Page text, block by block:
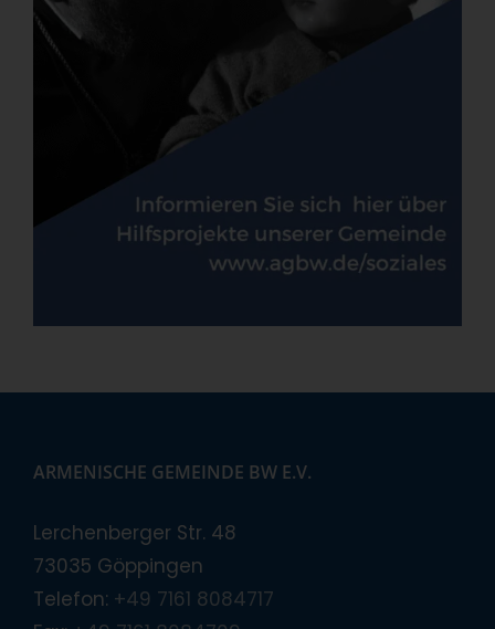
ARMENISCHE GEMEINDE BW E.V.
Lerchenberger Str. 48
73035 Göppingen
Telefon: +49 7161 8084717